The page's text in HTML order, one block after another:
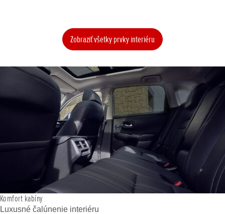
Zobraziť všetky prvky interiéru
Komfort kabíny
Luxusné čalúnenie interiéru